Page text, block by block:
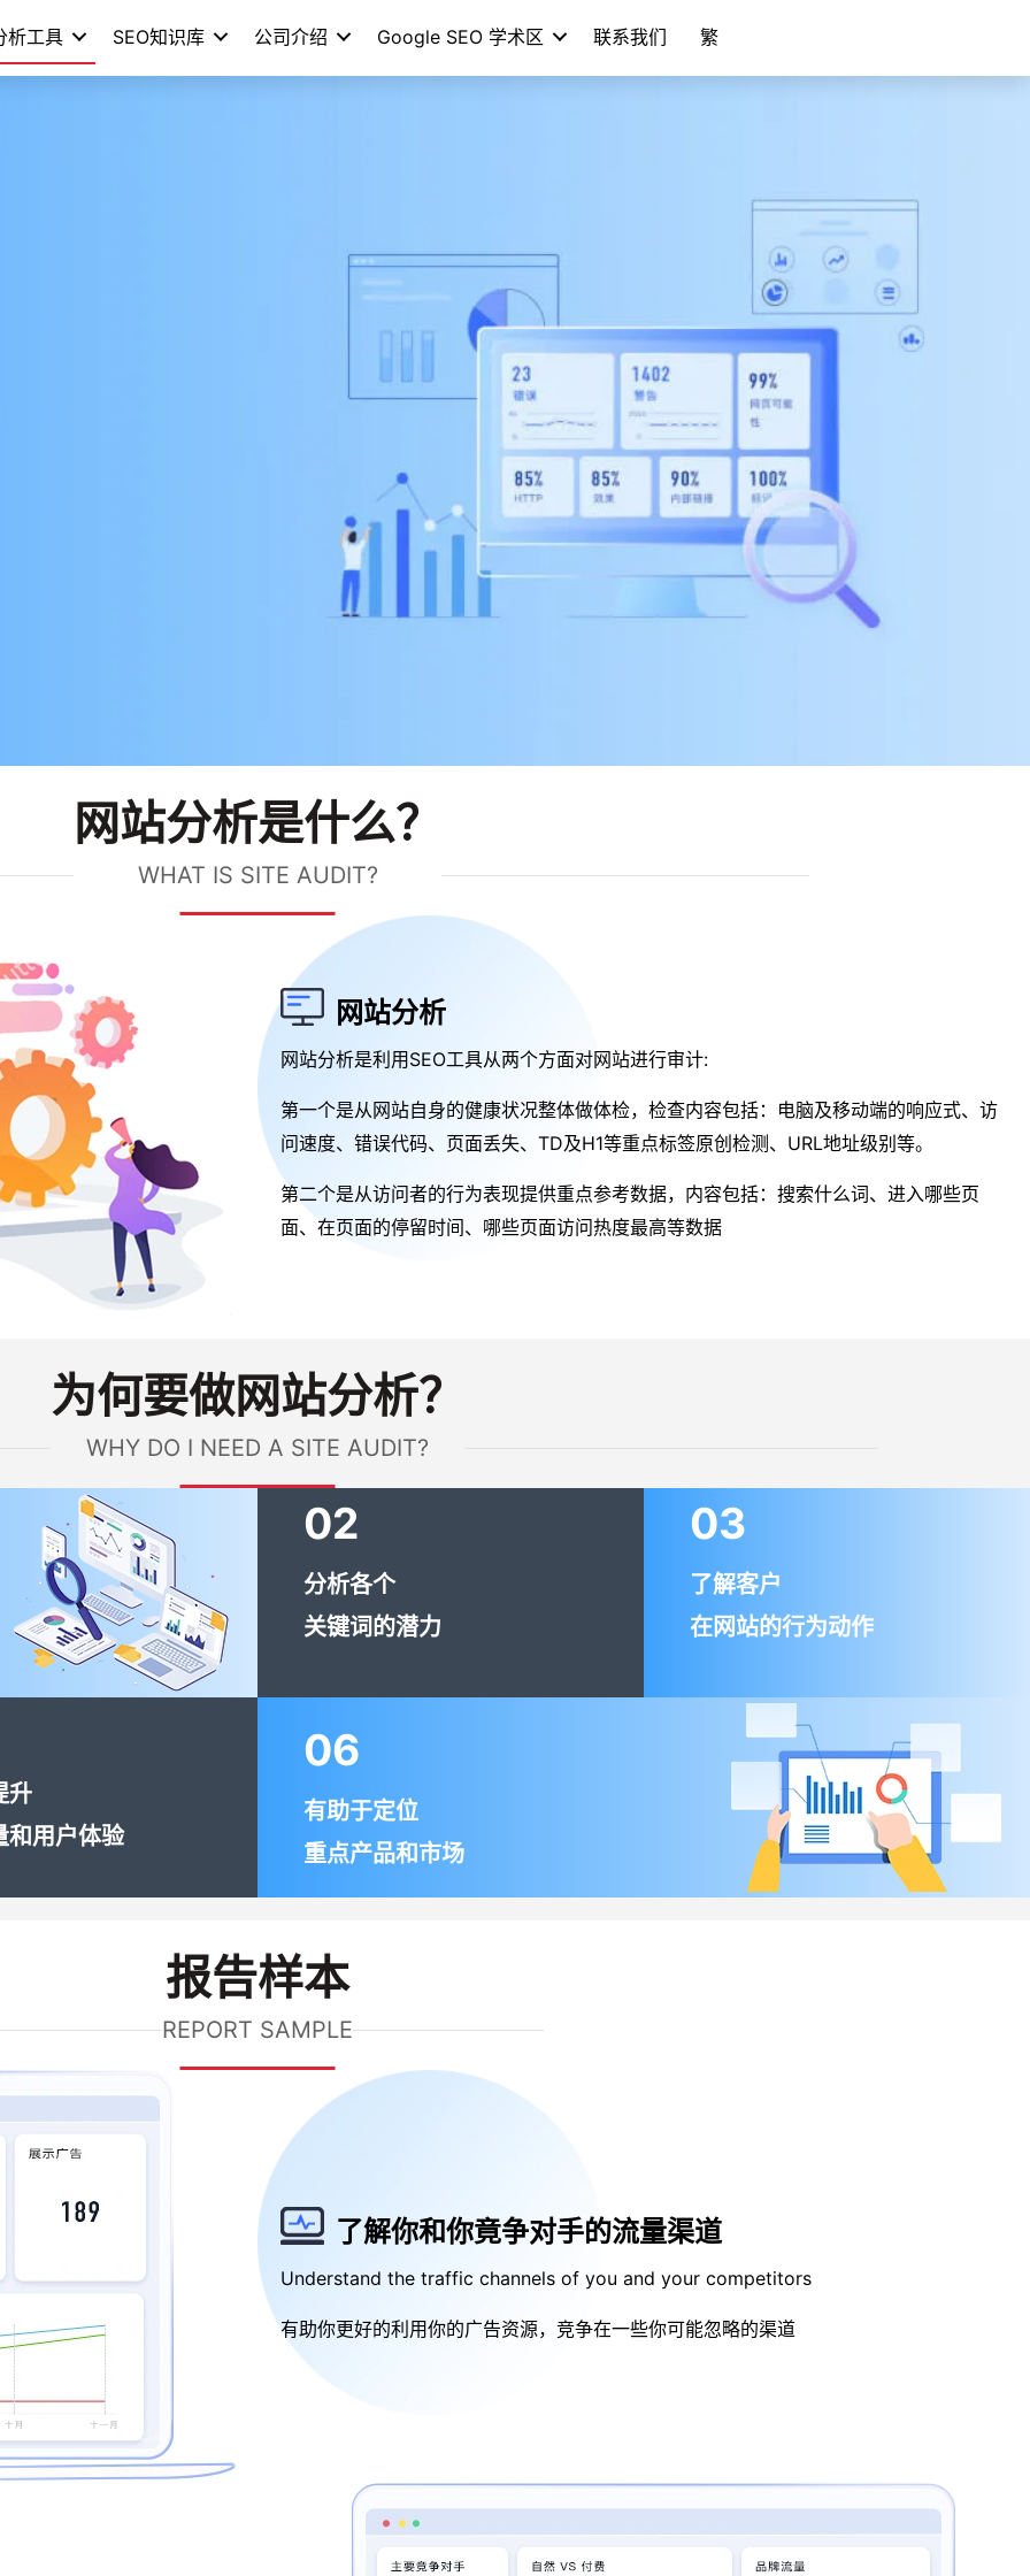
析工具 SEO知识库 公司介绍 Google SEO 学术区 联系我们 繁
网站分析是什么？
WHAT IS SITE AUDIT?
网站分析
网站分析是利用SEO工具从两个方面对网站进行审计:
第一个是从网站自身的健康状况整体做体检，检查内容包括：电脑及移动端的响应式、访
问速度、错误代码、页面丢失、TD及H1等重点标签原创检测、URL地址级别等。
第二个是从访问者的行为表现提供重点参考数据，内容包括：搜索什么词、进入哪些页
面、在页面的停留时间、哪些页面访问热度最高等数据
为何要做网站分析？
WHY DO I NEED A SITE AUDIT?
02
分析各个
关键词的潜力
03
了解客户
在网站的行为动作
升
和用户体验
06
有助于定位
重点产品和市场
报告样本
REPORT SAMPLE
了解你和你竟争对手的流量渠道
Understand the traffic channels of you and your competitors
有助你更好的利用你的广告资源，竞争在一些你可能忽略的渠道